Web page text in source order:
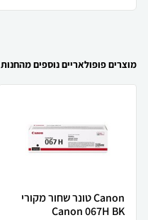
מוצרים פופולאריים נוספים מהחנות
Canon טונר שחור מקורי
Canon 067H BK